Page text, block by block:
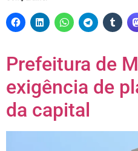
Prefeitura de
exigência de
da capital